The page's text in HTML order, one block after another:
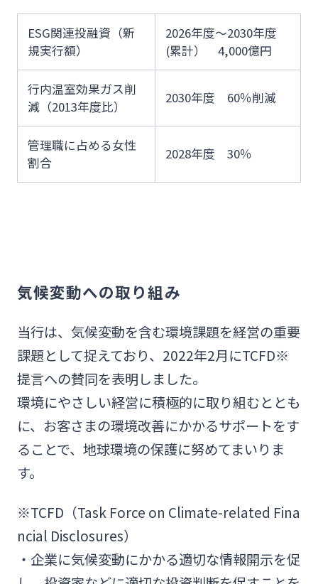
ESG関連投融資（新
規実行額）
2026年度～2030年度
(累計） 4,000億円
行内温室効果ガス削
減（2013年度比）
2030年度 60％削減
管理職に占める女性
割合
2028年度 30％
気候変動への取り組み
当行は、気候変動を含む環境課題を経営の重要
課題として捉えており、2022年2月にTCFD※
提言への賛同を表明しました。
環境にやさしい経営に積極的に取り組むととも
に、お客さまの環境改善にかかるサポートをす
ることで、地球環境の保護に努めてまいりま
す。
※TCFD（Task Force on Climate-related Fina
ncial Disclosures）
・企業に気候変動にかかる適切な情報開示を促